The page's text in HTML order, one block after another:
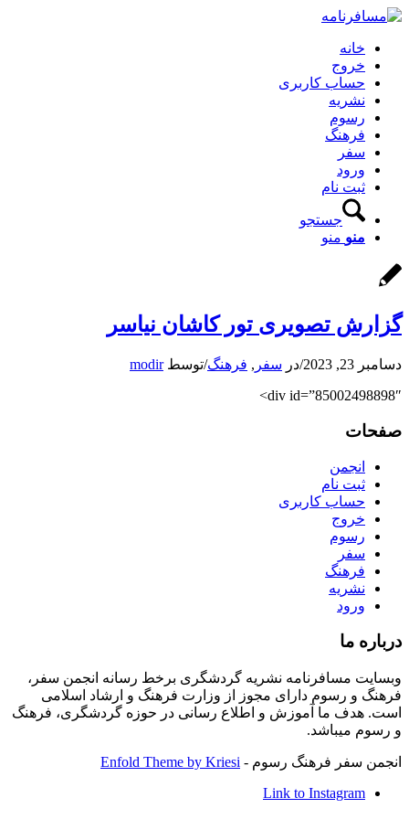
خانه
خروج
حساب کاربری
نشریه
رسوم
فرهنگ
سفر
ورود
ثبت نام
جستجو
منو منو
گزارش تصویری تور کاشان نیاسر
دسامبر 23, 2023 /در سفر , فرهنگ/توسطmodir
div id=”85002498898″>
صفحات
انجمن
ثبت نام
حساب کاربری
خروج
رسوم
سفر
فرهنگ
نشریه
ورود
درباره ما
وبسایت مسافرنامه نشریه گردشگری برخط رسانه انجمن سفر،
فرهنگ و رسوم دارای مجوز از وزارت فرهنگ و ارشاد اسلامی
است. هدف ما آموزش و اطلاع رسانی در حوزه گردشگری، فرهنگ
و رسوم میباشد.
انجمن سفر فرهنگ رسوم - Enfold Theme by Kriesi
Link to Instagram